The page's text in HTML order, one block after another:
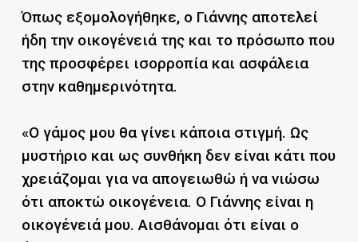
Όπως εξομολογήθηκε, ο Γιάννης αποτελεί
ήδη την οικογένειά της και το πρόσωπο που
της προσφέρει ισορροπία και ασφάλεια
στην καθημερινότητα.
«Ο γάμος μου θα γίνει κάποια στιγμή. Ως
μυστήριο και ως συνθήκη δεν είναι κάτι που
χρειάζομαι για να απογειωθώ ή να νιώσω
ότι αποκτώ οικογένεια. Ο Γιάννης είναι η
οικογένειά μου. Αισθάνομαι ότι είναι ο